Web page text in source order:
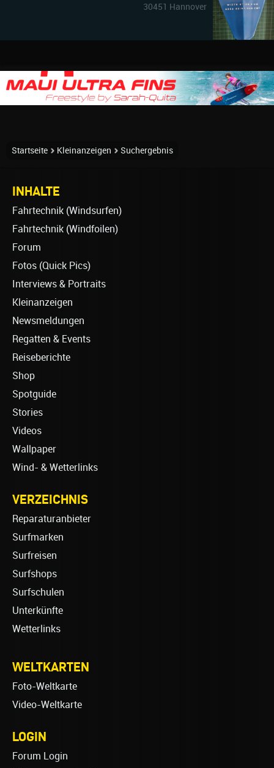
30451 Hannover
Startseite Kleinanzeigen Suchergebnis
INHALTE
Fahrtechnik (Windsurfen)
Fahrtechnik (Windfoilen)
Forum
Fotos (Quick Pics)
Interviews & Portraits
Kleinanzeigen
Newsmeldungen
Regatten & Events
Reiseberichte
Shop
Spotguide
Stories
Videos
Wallpaper
Wind- & Wetterlinks
VERZEICHNIS
Reparaturanbieter
Surfmarken
Surfreisen
Surfshops
Surfschulen
Unterkünfte
Wetterlinks
WELTKARTEN
Foto-Weltkarte
Video-Weltkarte
LOGIN
Forum Login